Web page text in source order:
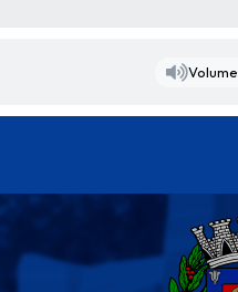
Volume